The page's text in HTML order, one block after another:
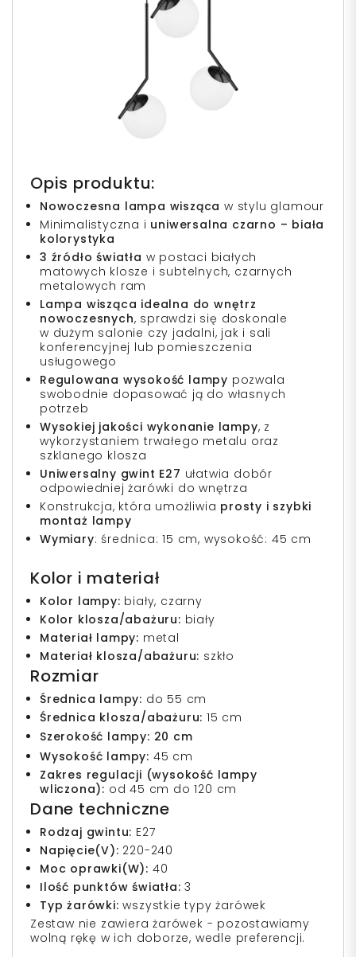
Opis produktu:
Nowoczesna lampa wisząca w stylu glamour
Minimalistyczna i uniwersalna czarno – biała
kolorystyka
3 źródło światła w postaci białych
matowych klosze i subtelnych, czarnych
metalowych ram
Lampa wisząca idealna do wnętrz
nowoczesnych, sprawdzi się doskonale
w dużym salonie czy jadalni, jak i sali
konferencyjnej lub pomieszczenia
usługowego
Regulowana wysokość lampy pozwala
swobodnie dopasować ją do własnych
potrzeb
Wysokiej jakości wykonanie lampy, z
wykorzystaniem trwałego metalu oraz
szklanego klosza
Uniwersalny gwint E27 ułatwia dobór
odpowiedniej żarówki do wnętrza
Konstrukcja, która umożliwia prosty i szybki
montaż lampy
Wymiary: średnica: 15 cm, wysokość: 45 cm
Kolor i materiał
Kolor lampy: biały, czarny
Kolor klosza/abażuru: biały
Materiał lampy: metal
Materiał klosza/abażuru: szkło
Rozmiar
Średnica lampy: do 55 cm
Średnica klosza/abażuru: 15 cm
Szerokość lampy: 20 cm
Wysokość lampy: 45 cm
Zakres regulacji (wysokość lampy
wliczona): od 45 cm do 120 cm
Dane techniczne
Rodzaj gwintu: E27
Napięcie(V): 220-240
Moc oprawki(W): 40
Ilość punktów światła: 3
Typ żarówki: wszystkie typy żarówek
Zestaw nie zawiera żarówek - pozostawiamy
wolną rękę w ich doborze, wedle preferencji.